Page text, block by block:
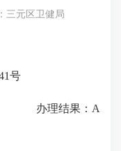
三元区卫健局
号
办理结果：A